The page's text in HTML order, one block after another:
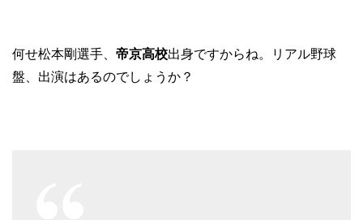
何せ松本剛選手、 帝京高校出身ですからね。リアル野球
盤、出演はあるのでしょうか？